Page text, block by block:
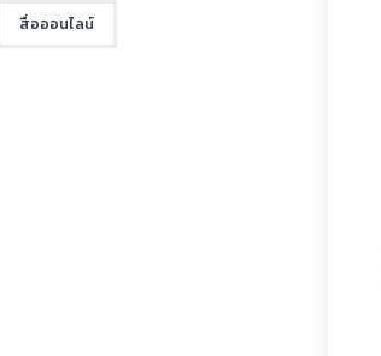
สื่อออนไลน์